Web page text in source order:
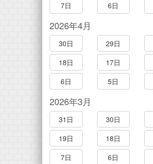
7日
6日
2026年4月
30日 29日
18日
17日
6日
5日
2026年3月
31日 30日
19日
18日
7日
6日